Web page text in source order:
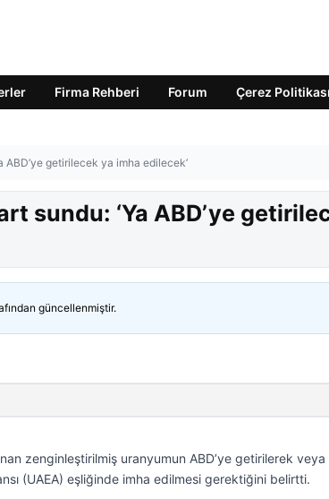
Firma Rehberi Forum Çerez Politikası
ABD’ye getirilecek ya imha edilecek’
sundu: ‘Ya ABD’ye
güncellenmiştir.
zenginleştirilmiş uranyumun ABD’ye getirilerek veya
(UAEA) eşliğinde imha edilmesi gerektiğini belirtti.